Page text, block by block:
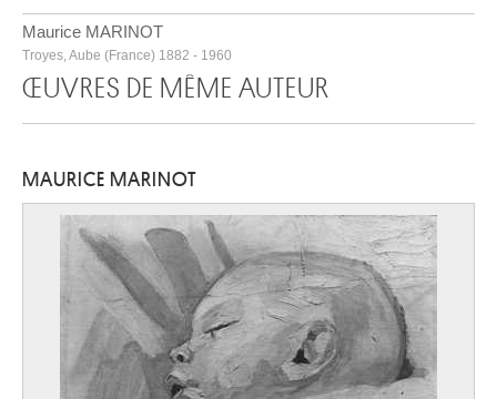
Maurice MARINOT
Troyes, Aube (France) 1882 - 1960
ŒUVRES DE MÊME AUTEUR
MAURICE MARINOT